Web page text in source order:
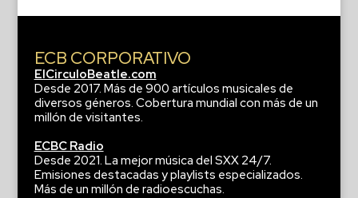
ECB CORPORATIVO
ElCirculoBeatle.com
Desde 2017. Más de 900 artículos musicales de
diversos géneros. Cobertura mundial con más de un
millón de visitantes.
ECBC Radio
Desde 2021. La mejor música del SXX 24/7.
Emisiones destacadas y playlists especializados.
Más de un millón de radioescuchas.